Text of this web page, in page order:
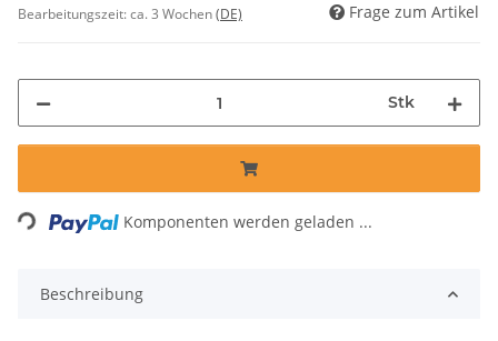
Bearbeitungszeit:ca. 3 Wochen(DE) Frage zum Artikel
Stk
Loading... Komponenten werden geladen ...
Beschreibung